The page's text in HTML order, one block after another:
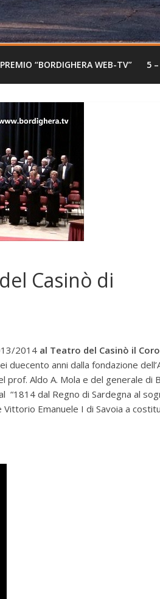
“BORDIGHERA WEB-TV” 5
Casinò di
2014 al Teatro del Casinò il Coro
duecento anni dalla fondazione
prof. Aldo A. Mola e del generale di
dal Regno di Sardegna al
Vittorio Emanuele I di Savoia a